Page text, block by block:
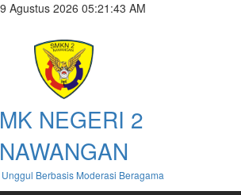
Agustus 2026 05:21:44 AM
NEGERI 2
NAWANGAN
Berbasis Moderasi Beragama